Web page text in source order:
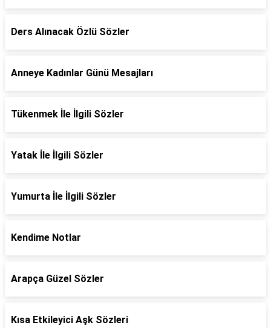
Ders Alınacak Özlü Sözler
Anneye Kadınlar Günü Mesajları
Tükenmek İle İlgili Sözler
Yatak İle İlgili Sözler
Yumurta İle İlgili Sözler
Kendime Notlar
Arapça Güzel Sözler
Kısa Etkileyici Aşk Sözleri